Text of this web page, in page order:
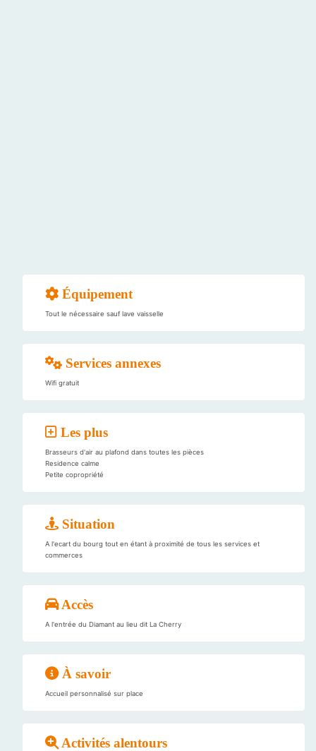
Équipement
Tout le nécessaire sauf lave vaisselle
Services annexes
Wifi gratuit
Les plus
Brasseurs d'air au plafond dans toutes les pièces
Residence calme
Petite copropriété
Situation
A l'ecart du bourg tout en étant à proximité de tous les services et
commerces
Accès
A l'entrée du Diamant au lieu dit La Cherry
À savoir
Accueil personnalisé sur place
Activités alentours